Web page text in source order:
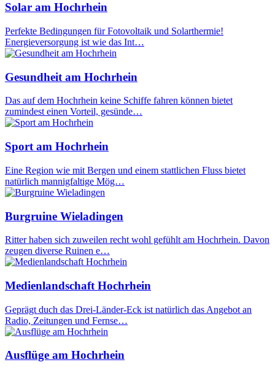
Solar am Hochrhein
Perfekte Bedingungen für Fotovoltaik und Solarthermie!
Energieversorgung ist wie das Int…
Gesundheit am Hochrhein
Das auf dem Hochrhein keine Schiffe fahren können bietet
zumindest einen Vorteil, gesünde…
Sport am Hochrhein
Eine Region wie mit Bergen und einem stattlichen Fluss bietet
natürlich mannigfaltige Mög…
Burgruine Wieladingen
Ritter haben sich zuweilen recht wohl gefühlt am Hochrhein. Davon
zeugen diverse Ruinen e…
Medienlandschaft Hochrhein
Geprägt duch das Drei-Länder-Eck ist natürlich das Angebot an
Radio, Zeitungen und Fernse…
Ausflüge am Hochrhein